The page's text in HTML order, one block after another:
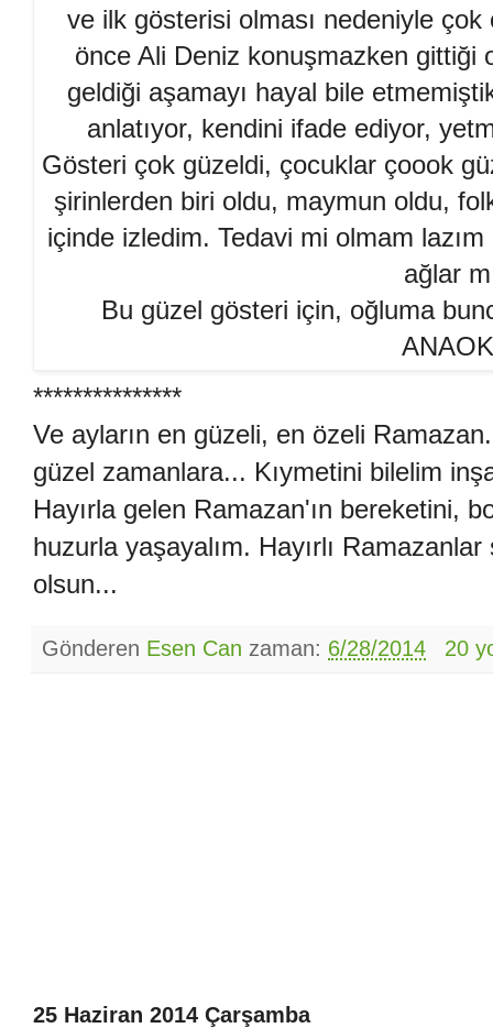
ve ilk gösterisi olması nedeniyle
önce Ali Deniz konuşmazken gittiği
geldiği aşamayı hayal bile
anlatıyor, kendini ifade ediyor,
Gösteri çok güzeldi, çocuklar çoook
şirinlerden biri oldu, maymun oldu,
içinde izledim. Tedavi mi olmam
ağlar
Bu güzel gösteri için, oğluma
***************
Ve ayların en güzeli, en özeli
güzel zamanlara... Kıymetini bilelim
Hayırla gelen Ramazan'ın bereketini,
huzurla yaşayalım. Hayırlı
olsun...
Gönderen Esen Can zaman: 6/28/2014 20
25 Haziran 2014 Çarşamba